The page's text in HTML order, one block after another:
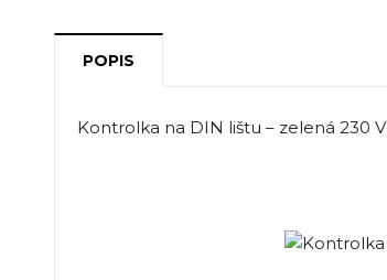
POPIS
Kontrolka na DIN lištu – zelená 230 V